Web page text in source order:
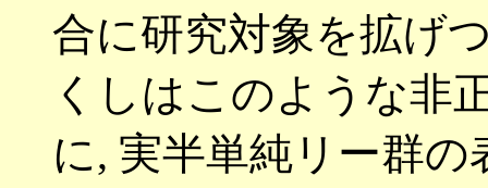
合に研究対象を拡げ
くしはこのような非
に, 実半単純リー群